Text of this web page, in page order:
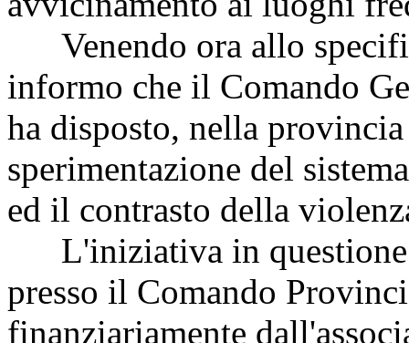
Venendo ora allo
informo che il Comando
ha disposto, nella
sperimentazione del
ed il contrasto della
L'iniziativa in questione
presso il Comando
finanziariamente